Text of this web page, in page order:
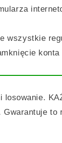
wszystkie
konta
losowanie.
to